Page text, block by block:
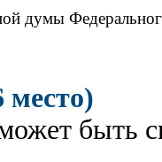
думы
место)
быть